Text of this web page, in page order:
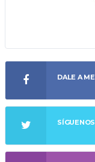
DALE A